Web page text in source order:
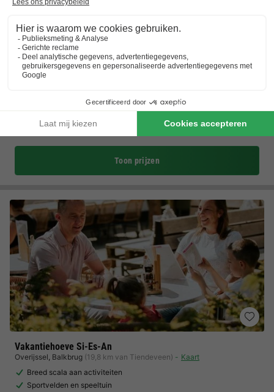
EuroParcs Ruinen
Drenthe,Ruinen (11,8 km van Tiendeveen) Kaart
Omgeven door natuur
Grote indoorspeeltuin
Toon prijzen
Vakantiehoeve Si-Es-An
Overijssel, Balkbrug (19,8 km van Tiendeveen)
Kaart
Breed scala aan activiteiten
Sportvelden en speeltuin